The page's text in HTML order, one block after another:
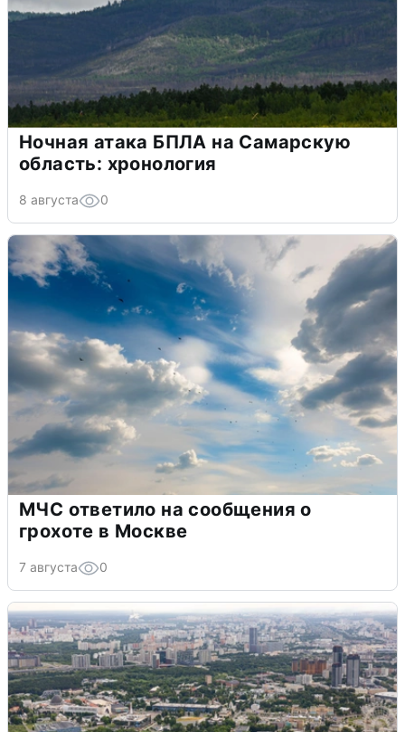
Ночная атака БПЛА на Самарскую
область: хронология
8 августа 0
МЧС ответило на сообщения о
грохоте в Москве
7 августа 0